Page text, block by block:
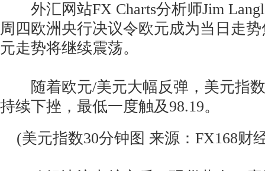
外汇网站FX Charts分析师Jim
周四欧洲央行决议令欧元成为当日走
元走势将继续震荡。
随着欧元/美元大幅反弹，美元指数
持续下挫，最低一度触及98.19。
(美元指数30分钟图 来源：FX168财